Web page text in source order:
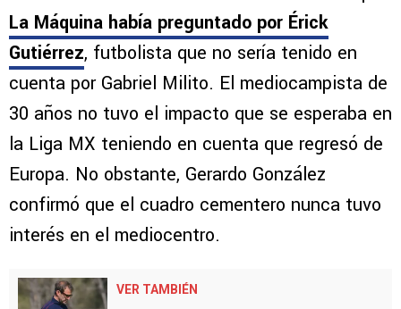
La Máquina había preguntado por Érick
Gutiérrez, futbolista que no sería tenido en
cuenta por Gabriel Milito. El mediocampista de
30 años no tuvo el impacto que se esperaba en
la Liga MX teniendo en cuenta que regresó de
Europa. No obstante, Gerardo González
confirmó que el cuadro cementero nunca tuvo
interés en el mediocentro.
VER TAMBIÉN